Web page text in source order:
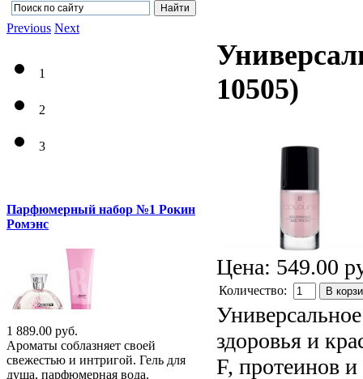
10505)
Цена: 549.00
Количество: В
здоровья и
F, протеинов и
Previous Next
1
2
3
Парфюмерный набор №1 Рокин
Ромэнс
1 889.00 руб.
Ароматы соблазняет своей
свежестью и интригой. Гель для
душа, парфюмерная вода.